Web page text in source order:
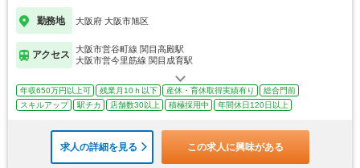
勤務地 大阪府 大阪市旭区
アクセス
大阪市営谷町線 関目高殿駅
大阪市営今里筋線 関目成育駅
年収650万円以上可 残業月10ｈ以下 産休・育休取得実績有り
総合門前
スキルアップ
駅チカ 店舗数30以上 積極採用中 年間休日120日以上
求人の詳細を見る この求人に興味がある